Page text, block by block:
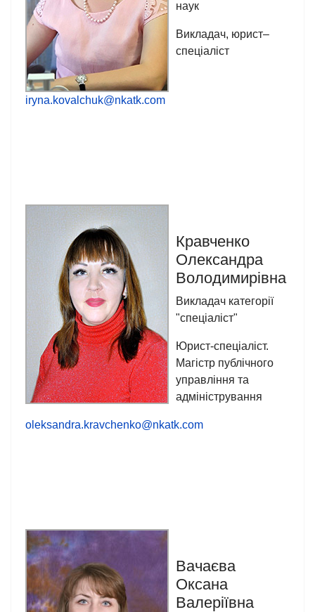
наук
Викладач, юрист–
спеціаліст
iryna.kovalchuk@nkatk.com
Кравченко
Олександра
Володимирівна
Викладач категорії
"спеціаліст"
Юрист-спеціаліст.
Магістр публічного
управління та
адміністрування
oleksandra.kravchenko@nkatk.com
Вачаєва
Оксана
Валеріївна